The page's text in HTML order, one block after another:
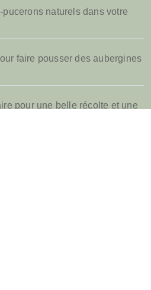
naturels dans votre
faire pousser des aubergines
pour une belle récolte et une